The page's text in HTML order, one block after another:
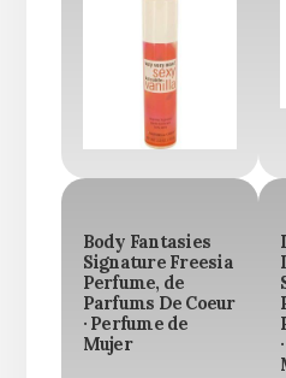
Body Fantasies
Signature Freesia
Perfume, de
Parfums De Coeur
· Perfume de
Mujer